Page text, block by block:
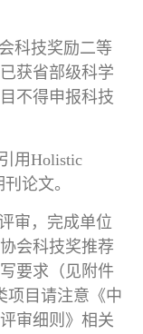
科技奖励二等
获省部级科学
不得申报科技
用Holistic
论文。
审，完成单位
会科技奖推荐
要求（见附件
项目请注意《中
审细则》相关